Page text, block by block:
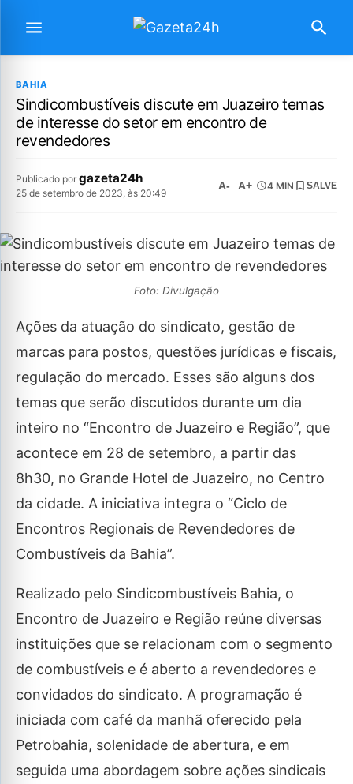
BAHIA
Sindicombustíveis discute em Juazeiro temas
de interesse do setor em encontro de
revendedores
Publicado por gazeta24h
25 de setembro de 2023, às 20:49
A- A+ 4 MIN SALVE
Foto: Divulgação
Ações da atuação do sindicato, gestão de
marcas para postos, questões jurídicas e fiscais,
regulação do mercado. Esses são alguns dos
temas que serão discutidos durante um dia
inteiro no “Encontro de Juazeiro e Região”, que
acontece em 28 de setembro, a partir das
8h30, no Grande Hotel de Juazeiro, no Centro
da cidade. A iniciativa integra o “Ciclo de
Encontros Regionais de Revendedores de
Combustíveis da Bahia”.
Realizado pelo Sindicombustíveis Bahia, o
Encontro de Juazeiro e Região reúne diversas
instituições que se relacionam com o segmento
de combustíveis e é aberto a revendedores e
convidados do sindicato. A programação é
iniciada com café da manhã oferecido pela
Petrobahia, solenidade de abertura, e em
seguida uma abordagem sobre ações sindicais